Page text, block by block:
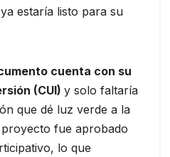
estaría listo para su
cuenta con su
(CUI) y solo faltaría
que dé luz verde a la
fue aprobado
lo que